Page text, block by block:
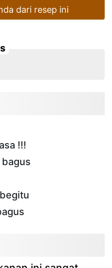
dari resep ini
!!!
bagus